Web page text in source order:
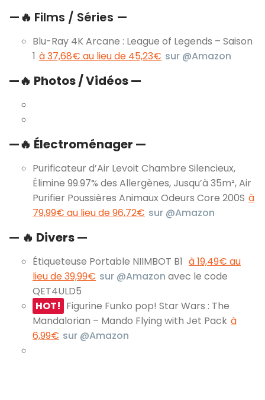
—🔥 Films / Séries —
Blu-Ray 4K Arcane : League of Legends – Saison
1 à 37,68€ au lieu de 45,23€ sur @Amazon
—🔥 Photos / Vidéos —
—🔥 Électroménager —
Purificateur d’Air Levoit Chambre Silencieux,
Élimine 99.97% des Allergènes, Jusqu’à 35m², Air
Purifier Poussières Animaux Odeurs Core 200S à
79,99€ au lieu de 96,72€ sur @Amazon
— 🔥 Divers —
Étiqueteuse Portable NIIMBOT B1 à 19,49€ au
lieu de 39,99€ sur @Amazon avec le code
QET4ULD5
HOT! Figurine Funko pop! Star Wars : The
Mandalorian – Mando Flying with Jet Pack à
6,99€ sur @Amazon